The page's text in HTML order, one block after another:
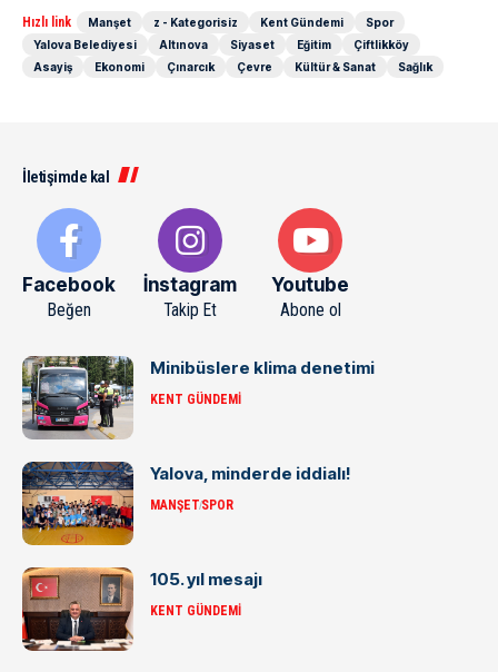
Hızlı link Manşet z - Kategorisiz Kent Gündemi
Spor
Yalova Belediyesi
Altınova Siyaset Eğitim
Çiftlikköy
Asayiş
Ekonomi Çınarcık Çevre Kültür & Sanat Sağlık
İletişimde kal
Facebook
Beğen
İnstagram
Takip Et
Youtube
Abone ol
Minibüslere klima denetimi
KENT GÜNDEMI
Yalova, minderde iddialı!
MANŞETSPOR
105. yıl mesajı
KENT GÜNDEMI